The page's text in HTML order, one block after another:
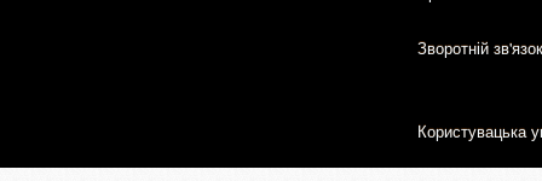
Зворотній зв'язок
Користувацька